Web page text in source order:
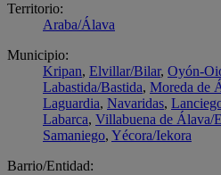
Territorio:
Araba/Álava
Municipio:
Kripan, Elvillar/Bilar, Oyón-
Labastida/Bastida, Moreda de
Laguardia, Navaridas,
Labarca, Villabuena de Álava/
Samaniego, Yécora/Iekora
Barrio/Entidad: